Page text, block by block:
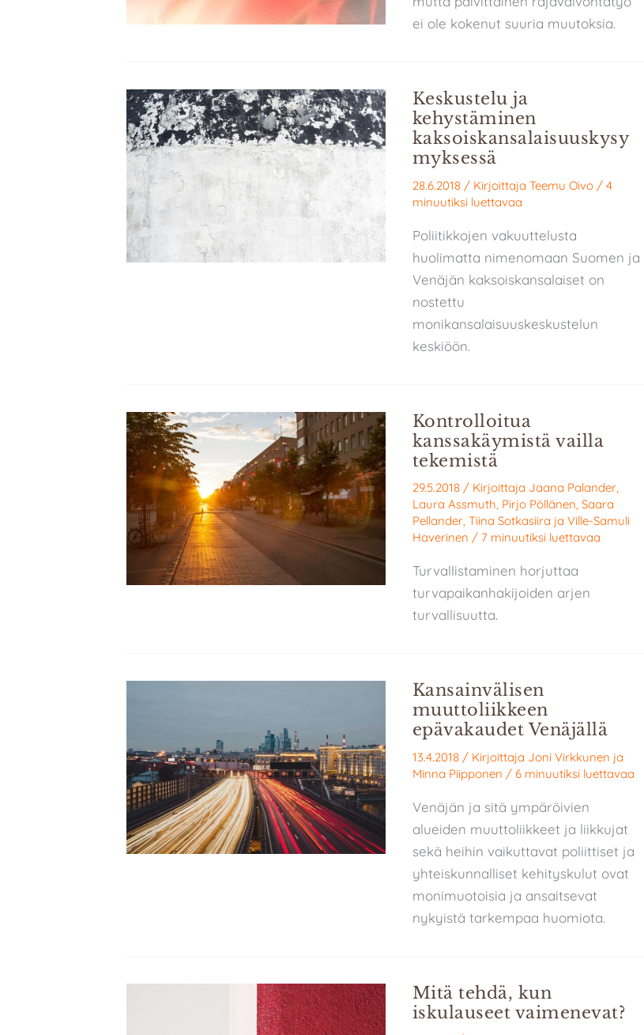
ei ole kokenut suuria muutoksia.
Keskustelu ja
kehystäminen
kaksoiskansalaisuuskysy
myksessä
28.6.2018 / Kirjoittaja Teemu Oivo/ 4
minuutiksi luettavaa
Poliitikkojen vakuuttelusta
huolimatta nimenomaan Suomen ja
Venäjän kaksoiskansalaiset on
nostettu
monikansalaisuuskeskustelun
keskiöön.
Kontrolloitua
kanssakäymistä vailla
tekemistä
29.5.2018 / Kirjoittaja Jaana Palander,
Laura Assmuth, Pirjo Pöllänen, Saara
Pellander, Tiina Sotkasiira ja Ville-Samuli
Haverinen / 7 minuutiksi luettavaa
Turvallistaminen horjuttaa
turvapaikanhakijoiden arjen
turvallisuutta.
Kansainvälisen
muuttoliikkeen
epävakaudet Venäjällä
13.4.2018 / Kirjoittaja Joni Virkkunen ja
Minna Piipponen / 6 minuutiksi luettavaa
Venäjän ja sitä ympäröivien
alueiden muuttoliikkeet ja liikkujat
sekä heihin vaikuttavat poliittiset ja
yhteiskunnalliset kehityskulut ovat
monimuotoisia ja ansaitsevat
nykyistä tarkempaa huomiota.
Mitä tehdä, kun
iskulauseet vaimenevat?